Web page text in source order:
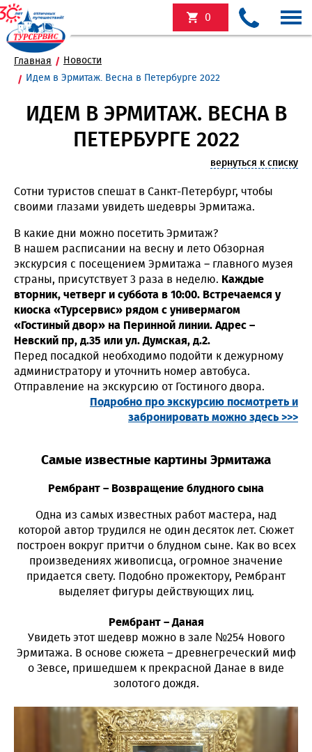
0
Главная
Новости
Идем в Эрмитаж. Весна в Петербурге 2022
ИДЕМ В ЭРМИТАЖ. ВЕСНА В
ПЕТЕРБУРГЕ 2022
вернуться к списку
Сотни туристов спешат в Санкт-Петербург, чтобы
своими глазами увидеть шедевры Эрмитажа.
В какие дни можно посетить Эрмитаж?
В нашем расписании на весну и лето Обзорная
экскурсия с посещением Эрмитажа – главного музея
страны, присутствует 3 раза в неделю. Каждые
вторник, четверг и суббота в 10:00. Встречаемся у
киоска «Турсервис» рядом с универмагом
«Гостиный двор» на Перинной линии. Адрес –
Невский пр, д.35 или ул. Думская, д.2.
Перед посадкой необходимо подойти к дежурному
администратору и уточнить номер автобуса.
Отправление на экскурсию от Гостиного двора.
Подробно про экскурсию посмотреть и
забронировать можно здесь >>>
Самые известные картины Эрмитажа
Рембрант – Возвращение блудного сына
Одна из самых известных работ мастера, над
которой автор трудился не один десяток лет. Сюжет
построен вокруг притчи о блудном сыне. Как во всех
произведениях живописца, огромное значение
придается свету. Подобно прожектору, Рембрант
выделяет фигуры действующих лиц.
Рембрант – Даная
Увидеть этот шедевр можно в зале №254 Нового
Эрмитажа. В основе сюжета – древнегреческий миф
о Зевсе, пришедшем к прекрасной Данае в виде
золотого дождя.